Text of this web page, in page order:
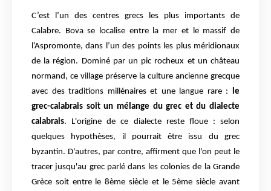
C’est l’un des centres grecs les plus importants de
Calabre. Bova se localise entre la mer et le massif de
l’Aspromonte, dans l’un des points les plus méridionaux
de la région. Dominé par un pic rocheux et un château
normand, ce village préserve la culture ancienne grecque
avec des traditions millénaires et une langue rare : le
grec-calabrais soit un mélange du grec et du dialecte
calabrais. L'origine de ce dialecte reste floue : selon
quelques hypothèses, il pourrait être issu du grec
byzantin. D'autres, par contre, affirment que l'on peut le
tracer jusqu'au grec parlé dans les colonies de la Grande
Grèce soit entre le 8ème siècle et le 5ème siècle avant